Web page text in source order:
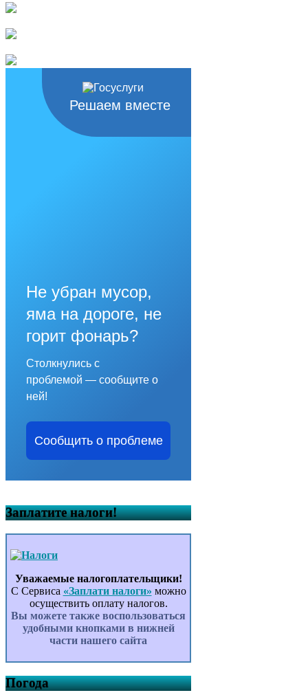
Решаем вместе
Не убран мусор,
яма на дороге, не
горит фонарь?
Столкнулись с
проблемой — сообщите о
ней!
Сообщить о проблеме
Заплатите налоги!
Уважаемые налогоплательщики!
С Сервиса «Заплати налоги» можно
осуществить оплату налогов.
Вы можете также воспользоваться
удобными кнопками в нижней
части нашего сайта
Погода